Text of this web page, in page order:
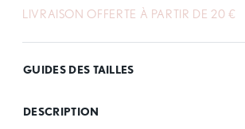
LIVRAISON OFFERTE À PARTIR DE 20 €
GUIDES DES TAILLES
DESCRIPTION